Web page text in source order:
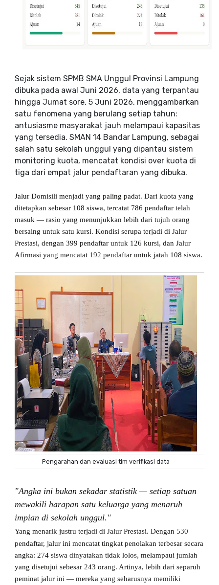
Sejak sistem SPMB SMA Unggul Provinsi Lampung
dibuka pada awal Juni 2026, data yang terpantau
hingga Jumat sore, 5 Juni 2026, menggambarkan
satu fenomena yang berulang setiap tahun:
antusiasme masyarakat jauh melampaui kapasitas
yang tersedia. SMAN 14 Bandar Lampung, sebagai
salah satu sekolah unggul yang dipantau sistem
monitoring kuota, mencatat kondisi over kuota di
tiga dari empat jalur pendaftaran yang dibuka.
Jalur Domisili menjadi yang paling padat. Dari kuota yang
ditetapkan sebesar 108 siswa, tercatat 786 pendaftar telah
masuk — rasio yang menunjukkan lebih dari tujuh orang
bersaing untuk satu kursi. Kondisi serupa terjadi di Jalur
Prestasi, dengan 399 pendaftar untuk 126 kursi, dan Jalur
Afirmasi yang mencatat 192 pendaftar untuk jatah 108 siswa.
Pengarahan dan evaluasi tim verifikasi data
"Angka ini bukan sekadar statistik — setiap satuan
mewakili harapan satu keluarga yang menaruh
impian di sekolah unggul."
Yang menarik justru terjadi di Jalur Prestasi. Dengan 530
pendaftar, jalur ini mencatat tingkat penolakan terbesar secara
angka: 274 siswa dinyatakan tidak lolos, melampaui jumlah
yang disetujui sebesar 243 orang. Artinya, lebih dari separuh
peminat jalur ini — mereka yang seharusnya memiliki